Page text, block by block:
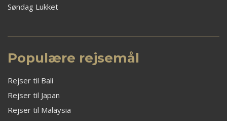
Søndag Lukket
Populære rejsemål
Rejser til Bali
Rejser til Japan
Rejser til Malaysia